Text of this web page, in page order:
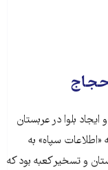
بلوا در عربستان
است که «اطلاعات سپاه» به
و تسخیر کعبه بود که